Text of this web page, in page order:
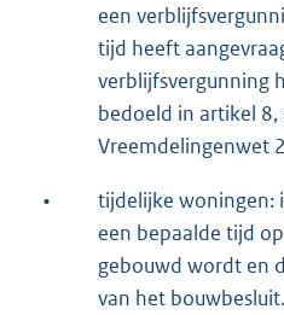
een
tijd heeft
verblijfsvergunning
bedoeld in artikel 8,
Vreemdelingenwet
•
tijdelijke woningen:
een bepaalde tijd
gebouwd wordt en
van het